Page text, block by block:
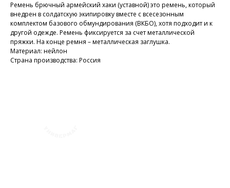
Ремень брючный армейский хаки (уставной) это ремень, который
внедрен в солдатскую экипировку вместе с всесезонным
комплектом базового обмундирования (ВКБО), хотя подходит и к
другой одежде. Ремень фиксируется за счет металлической
пряжки. На конце ремня – металлическая заглушка.
Материал: нейлон
Страна производства: Россия